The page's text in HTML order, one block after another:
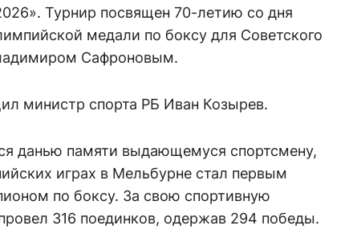
Турнир посвящен 70-летию со дня
медали по боксу для Советского
Сафроновым.
министр спорта РБ Иван Козырев.
данью памяти выдающемуся спортсмену,
играх в Мельбурне стал первым
по боксу. За свою спортивную
316 поединков, одержав 294 победы.